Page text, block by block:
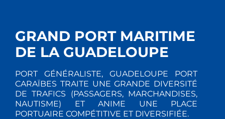
GRAND PORT MARITIME
DE LA GUADELOUPE
PORT GÉNÉRALISTE, GUADELOUPE PORT
CARAÏBES TRAITE UNE GRANDE DIVERSITÉ
DE TRAFICS (PASSAGERS, MARCHANDISES,
NAUTISME) ET ANIME UNE PLACE
PORTUAIRE COMPÉTITIVE ET DIVERSIFIÉE.